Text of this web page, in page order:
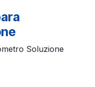
Soluzione